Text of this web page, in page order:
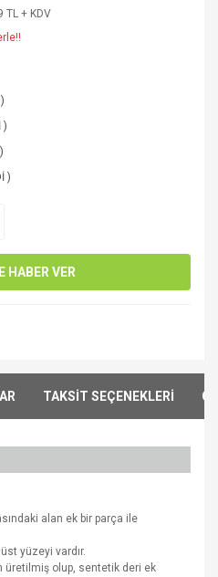
TL + KDV
)
)
HABER VER
TAKSİT SEÇENEKLERİ
alan ek bir parça ile
yüzeyi vardır.
üretilmiş olup, sentetik deri ek